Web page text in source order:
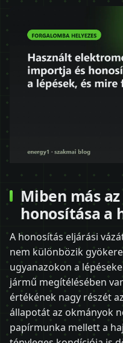
Miben más
honosítása a
A honosítás eljárási
nem különbözik
ugyanazokon a
jármű megítélésében
értékének nagy részét
állapotát az okmányok
papírmunka mellett a